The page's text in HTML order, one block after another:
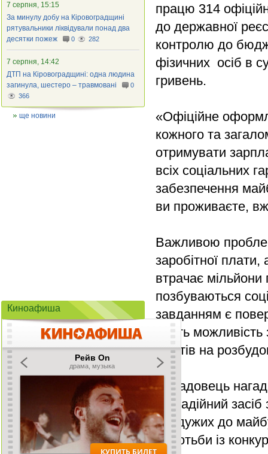
працю 314
до державної
контролю до
фізичних осіб в
гривень.
«Офіційне
кожного та
отримувати
всіх соціальних
забезпечення
ви проживаєте,
Важливою
заробітної
втрачає
позбуваються
завданням є
дасть
коштів на
Посадовець
це надійний
байдужих до
боротьби із
7 серпня, 15:15
За минулу добу на Кіровоградщині
рятувальники ліквідували понад два
десятки пожеж
0 282
7 серпня, 14:42
ДТП на Кіровоградщині: одна людина
загинула, шестеро – травмовані
0
366
ще новини
Киноафиша